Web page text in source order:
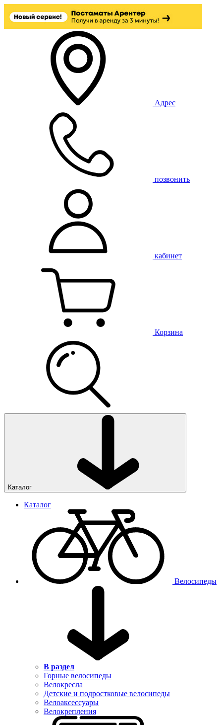
Адрес
позвонить
кабинет
Корзина
Каталог
Каталог
Велосипеды
В раздел
Горные велосипеды
Велокресла
Детские и подростковые велосипеды
Велоаксессуары
Велокрепления